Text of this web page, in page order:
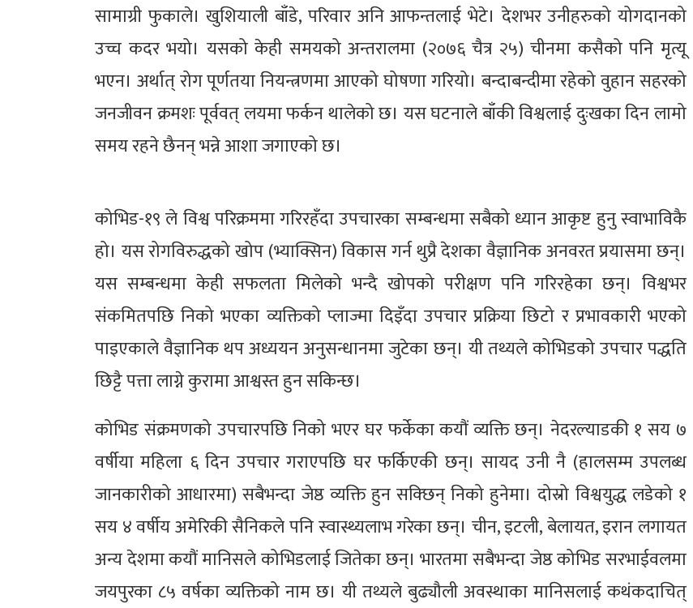
सामाग्री फुकाले। खुशियाली बाँडे, परिवार अनि आफन्तलाई भेटे। देशभर उनीहरुको योगदानको
उच्च कदर भयो। यसको केही समयको अन्तरालमा (२०७६ चैत्र २५) चीनमा कसैको पनि मृत्यू
भएन। अर्थात् रोग पूर्णतया नियन्त्रणमा आएको घोषणा गरियो। बन्दाबन्दीमा रहेको वुहान सहरको
जनजीवन क्रमशः पूर्ववत् लयमा फर्कन थालेको छ। यस घटनाले बाँकी विश्वलाई दुःखका दिन लामो
समय रहने छैनन् भन्ने आशा जगाएको छ।
कोभिड-१९ ले विश्व परिक्रममा गरिरहँदा उपचारका सम्बन्धमा सबैको ध्यान आकृष्ट हुनु स्वाभाविकै
हो। यस रोगविरुद्धको खोप (भ्याक्सिन) विकास गर्न थुप्रै देशका वैज्ञानिक अनवरत प्रयासमा छन्।
यस सम्बन्धमा केही सफलता मिलेको भन्दै खोपको परीक्षण पनि गरिरहेका छन्। विश्वभर
संकमितपछि निको भएका व्यक्तिको प्लाज्मा दिइँदा उपचार प्रक्रिया छिटो र प्रभावकारी भएको
पाइएकाले वैज्ञानिक थप अध्ययन अनुसन्धानमा जुटेका छन्। यी तथ्यले कोभिडको उपचार पद्धति
छिट्टै पत्ता लाग्ने कुरामा आश्वस्त हुन सकिन्छ।
कोभिड संक्रमणको उपचारपछि निको भएर घर फर्केका कयौं व्यक्ति छन्। नेदरल्याडकी १ सय ७
वर्षीया महिला ६ दिन उपचार गराएपछि घर फर्किएकी छन्। सायद उनी नै (हालसम्म उपलब्ध
जानकारीको आधारमा) सबैभन्दा जेष्ठ व्यक्ति हुन सक्छिन् निको हुनेमा। दोस्रो विश्वयुद्ध लडेको १
सय ४ वर्षीय अमेरिकी सैनिकले पनि स्वास्थ्य‍लाभ गरेका छन्। चीन, इटली, बेलायत, इरान लगायत
अन्य देशमा कयौं मानिसले कोभिडलाई जितेका छन्। भारतमा सबैभन्दा जेष्ठ कोभिड सरभाईवलमा
जयपुरका ८५ वर्षका व्यक्तिको नाम छ। यी तथ्यले बुढ्यौली अवस्थाका मानिसलाई कथंकदाचित्